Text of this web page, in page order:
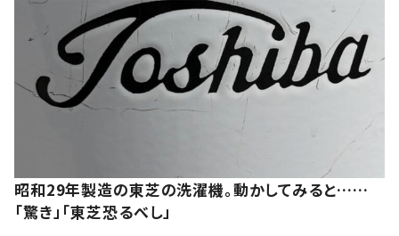
昭和29年製造の東芝の洗濯機。動かしてみると……
「驚き」「東芝恐るべし」